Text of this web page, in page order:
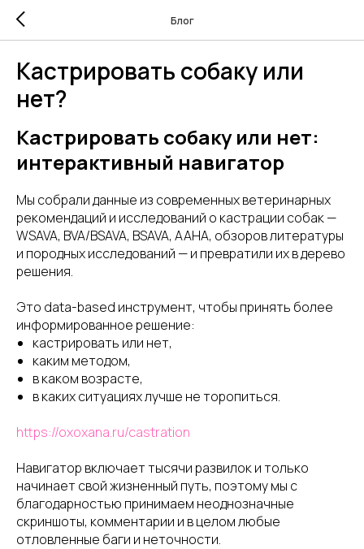
Блог
Кастрировать собаку или
нет?
Кастрировать собаку или нет:
интерактивный навигатор
Мы собрали данные из современных ветеринарных
рекомендаций и исследований о кастрации собак —
WSAVA, BVA/BSAVA, BSAVA, AAHA, обзоров литературы
и породных исследований — и превратили их в дерево
решения.
Это data-based инструмент, чтобы принять более
информированное решение:
кастрировать или нет,
каким методом,
в каком возрасте,
в каких ситуациях лучше не торопиться.
https://oxoxana.ru/castration
Навигатор включает тысячи развилок и только
начинает свой жизненный путь, поэтому мы с
благодарностью принимаем неоднозначные
скриншоты, комментарии и в целом любые
отловленные баги и неточности.